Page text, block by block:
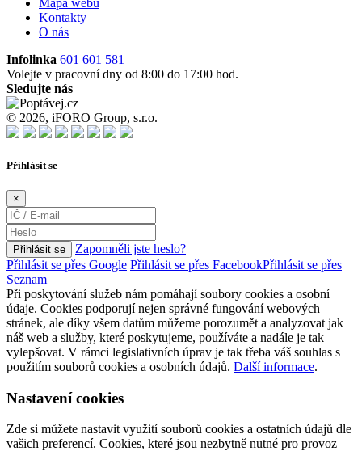
Kontakty
O nás
Infolinka 601 601 581
Volejte v pracovní dny od 8:00 do 17:00 hod.
Sledujte nás
© 2026, iFORO Group, s.r.o.
Příhlásit se
×
Přihlásit se
Zapomněli jste heslo?
Přihlásit se přes Google Přihlásit se přes FacebookPřihlásit se přes
Seznam
Při poskytování služeb nám pomáhají soubory cookies a osobní
údaje. Cookies podporují nejen správné fungování webových
stránek, ale díky všem datům můžeme porozumět a analyzovat jak
náš web a služby, které poskytujeme, používáte a nadále je tak
vylepšovat. V rámci legislativních úprav je tak třeba váš souhlas s
použitím souborů cookies a osobních údajů. Další informace.
Nastavení cookies
Zde si můžete nastavit využití souborů cookies a ostatních údajů dle
vašich preferencí. Cookies, které jsou nezbytně nutné pro provoz